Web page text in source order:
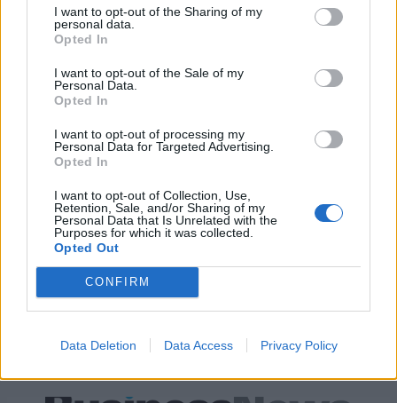
I want to opt-out of the Sharing of my
personal data.
Opted In
I want to opt-out of the Sale of my
Personal Data.
Opted In
I want to opt-out of processing my
Personal Data for Targeted Advertising.
Opted In
I want to opt-out of Collection, Use,
Retention, Sale, and/or Sharing of my
Personal Data that Is Unrelated with the
Purposes for which it was collected.
Opted Out
CONFIRM
Data Deletion Data Access Privacy Policy
Κατηγορίας: Πρεμιέρα με νίκη
για Δανία και Ισλανδία - Το
πανόραμα
Β.Σ. Καρούλιας: Τζίρος 98,7
Metlen: Ρεκόρ EBITDA στο α' εξάμηνο, στα 550 εκατ. ευρώ – Καθαρά
κέρδη 313 εκατ. ευρώ
Χρηματοδότηση 8 εκατ. ευρώ
σε 843 μέσα ενημέρωσης-
πρόγραμμα ενίσχυσης του
ξεκίνησε το πρόγραμμα
ΕΔΟΕΑΠ